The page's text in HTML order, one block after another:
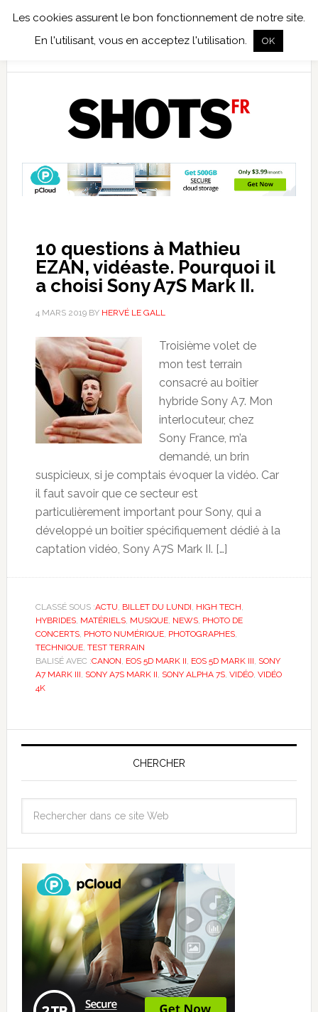
10 questions à Mathieu
EZAN, vidéaste. Pourquoi il
a choisi Sony A7S Mark II.
4 MARS 2019BY HERVÉ LE GALL
Troisième volet de
mon test terrain
consacré au boîtier
hybride Sony A7. Mon
interlocuteur, chez
Sony France, m’a
demandé, un brin
suspicieux, si je comptais évoquer la vidéo. Car
il faut savoir que ce secteur est
particulièrement important pour Sony, qui a
développé un boîtier spécifiquement dédié à la
captation vidéo, Sony A7S Mark II. […]
CLASSÉ SOUS :ACTU BILLET DU LUNDI HIGH TECH
HYBRIDES, MATÉRIELS, MUSIQUE, NEWS, PHOTO DE
CONCERTS, PHOTO NUMÉRIQUE, PHOTOGRAPHES,
TECHNIQUE, TEST TERRAIN
BALISÉ AVEC :CANON EOS 5D MARK II EOS 5D MARK III SONY
A7 MARK III SONY A7S MARK II SONY ALPHA 7S, VIDÉO, VIDÉO
4K
CHERCHER
Les cookies assurent le bon fonctionnement de notre site.
En l'utilisant, vous en acceptez l'utilisation.
OK